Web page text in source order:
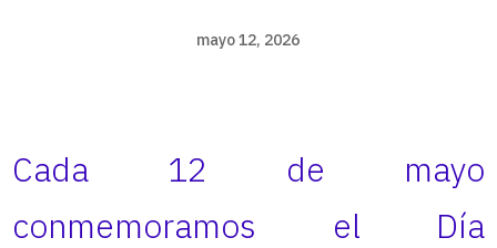
mayo 12, 2026
Cada 12 de mayo
conmemoramos el Día